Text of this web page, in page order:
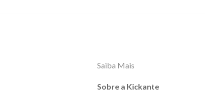
Saiba Mais
Sobre a Kickante